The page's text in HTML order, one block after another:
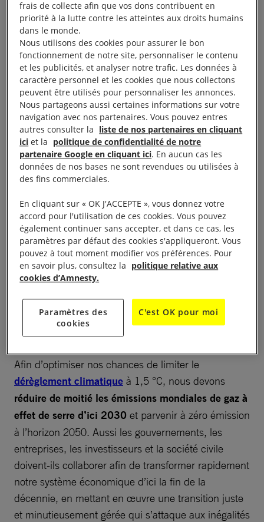
économique mondial de 2020, « Parties prenantes
pour un monde cohérent et durable ». Pourtant, le
thème du Forum de Davos, qui a 50 ans cette
année, sonnera creux s’il ne fait pas écho à la
vision, au courage et à la lucidité dont font preuve
ceux qui se trouvent en première ligne du
mouvement pour le climat– les jeunes, les
femmes, les scientifiques et les dirigeants associatifs
qui, partout dans le monde, montrent la voie.
Nous pensons qu’il est temps pour les décideurs qui
économique mondial à Davos dedéclarer l’urgence
climatique dans leurs paysou au sein de leurs
entreprises et de prendre de toute urgence les
mesures nécessaires en vue de protéger l’humanité
et notre planète, notamment les catégories de
À lire aussi : Pourquoi le dérèglement climatique menace-
t-il les droits humains ?
Afin d’optimiser nos chances de limiter le
dérèglement climatique à 1,5 °C, nous devons
réduire de moitié les émissions mondiales de gaz à
effet de serre d’ici 2030 et parvenir à zéro émission
à l’horizon 2050. Aussi les gouvernements, les
entreprises, les investisseurs et la société civile
doivent-ils collaborer afin de transformer rapidement
notre système économique d’ici la fin de la
décennie, en mettant en œuvre une transition juste
et minutieusement gérée qui s’attaque aux inégalités
frais de collecte afin que vos dons contribuent en
priorité à la lutte contre les atteintes aux droits humains
dans le monde.
Nous utilisons des cookies pour assurer le bon
fonctionnement de notre site, personnaliser le contenu
et les publicités, et analyser notre trafic. Les données à
caractère personnel et les cookies que nous collectons
peuvent être utilisés pour personnaliser les annonces.
Nous partageons aussi certaines informations sur votre
navigation avec nos partenaires. Vous pouvez entres
autres consulter la liste de nos partenaires en cliquant
ici et la politique de confidentialité de notre
partenaire Google en cliquant ici. En aucun cas les
données de nos bases ne sont revendues ou utilisées à
des fins commerciales.
En cliquant sur « OK J'ACCEPTE », vous donnez votre
accord pour l'utilisation de ces cookies. Vous pouvez
également continuer sans accepter, et dans ce cas, les
paramètres par défaut des cookies s'appliqueront. Vous
pouvez à tout moment modifier vos préférences. Pour
en savoir plus, consultez la politique relative aux
cookies d’Amnesty.
Paramètres des
cookies
C'est OK pour moi